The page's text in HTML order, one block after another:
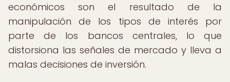
económicos son el resultado de la
manipulación de los tipos de interés por
parte de los bancos centrales, lo que
distorsiona las señales de mercado y lleva a
malas decisiones de inversión.